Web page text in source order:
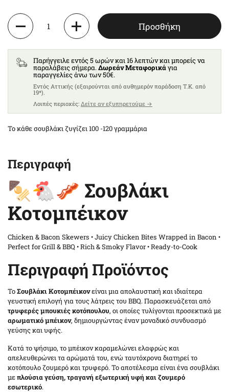
Ποσότητα
Προσθήκη
Παρήγγειλε εντός 5 ωρών και 16 λεπτών και μπορείς να
παραλάβεις σήμερα.Δωρεάν Μεταφορικάγια
παραγγελίες άνω των 50€.
Eντός Αττικής (εξαιρούνται από αυθημερόν παράδοση T.K. από
19*).
Λοιπές περιοχές: Δείτε αν εξυπηρετούμε →
Το κάθε σουβλάκι ζυγίζει 100 -120 γραμμάρια
Περιγραφή
🍢🐔🥓 Σουβλάκι
Κοτομπέικον
Chicken & Bacon Skewers • Juicy Chicken Bites Wrapped in Bacon •
Perfect for Grill & BBQ • Rich & Smoky Flavor • Ready-to-Cook
Περιγραφή Προϊόντος
ΤοΣουβλάκι Κοτομπέικονείναι μια απολαυστική και ιδιαίτερα
γευστική επιλογή για τους λάτρεις του BBQ. Παρασκευάζεται από
τρυφερές μπουκιές κοτόπουλου, οι οποίες τυλίγονται προσεκτικά με
αρωματικό μπέικον, δημιουργώντας έναν μοναδικό συνδυασμό
γεύσης και υφής.
Κατά το ψήσιμο, το μπέικον καραμελώνει ελαφρώς και
απελευθερώνει τα αρώματά του, ενώ ταυτόχρονα διατηρεί το
κοτόπουλο ζουμερό και τρυφερό. Το αποτέλεσμα είναι ένα σουβλάκι
μεπλούσια γεύση, τραγανή εξωτερική υφή και ζουμερό
εσωτερικό.